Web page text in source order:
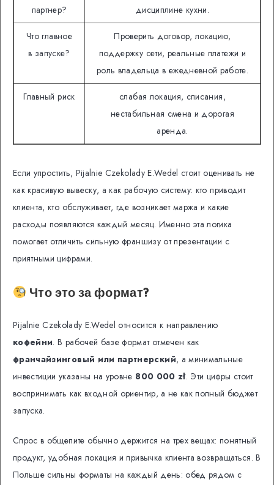
партнер?
дисциплине кухни.
Что главное
в запуске?
Проверить договор, локацию,
поддержку сети, реальные платежи и
роль владельца в ежедневной работе.
Главный риск
слабая локация, списания,
нестабильная смена и дорогая
аренда.
Если упростить, Pijalnie Czekolady E.Wedel стоит оценивать не
как красивую вывеску, а как рабочую систему: кто приводит
клиента, кто обслуживает, где возникает маржа и какие
расходы появляются каждый месяц. Именно эта логика
помогает отличить сильную франшизу от презентации с
приятными цифрами.
Что это за формат?
Pijalnie Czekolady E.Wedel относится к направлению
кофейни. В рабочей базе формат отмечен как
франчайзинговый или партнерский, а минимальные
инвестиции указаны на уровне 800 000 zł. Эти цифры стоит
воспринимать как входной ориентир, а не как полный бюджет
запуска.
Спрос в общепите обычно держится на трех вещах: понятный
продукт, удобная локация и привычка клиента возвращаться. В
Польше сильны форматы на каждый день: обед рядом с